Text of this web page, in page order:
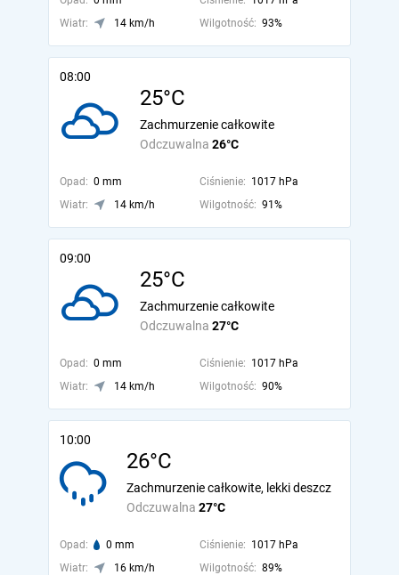
Wiatr:
14 km/h Wilgotność: 93%
08:00
25°C
Odczuwalna 26°C
Zachmurzenie całkowite
Opad: 0 mm Ciśnienie: 1017 hPa
Wiatr:
14 km/h Wilgotność: 91%
09:00
25°C
Odczuwalna 27°C
Zachmurzenie całkowite
Opad: 0 mm Ciśnienie: 1017 hPa
Wiatr:
14 km/h Wilgotność: 90%
10:00
26°C
Odczuwalna 27°C
Zachmurzenie całkowite, lekki deszcz
Opad: 0 mm Ciśnienie: 1017 hPa
Wiatr:
16 km/h Wilgotność: 89%